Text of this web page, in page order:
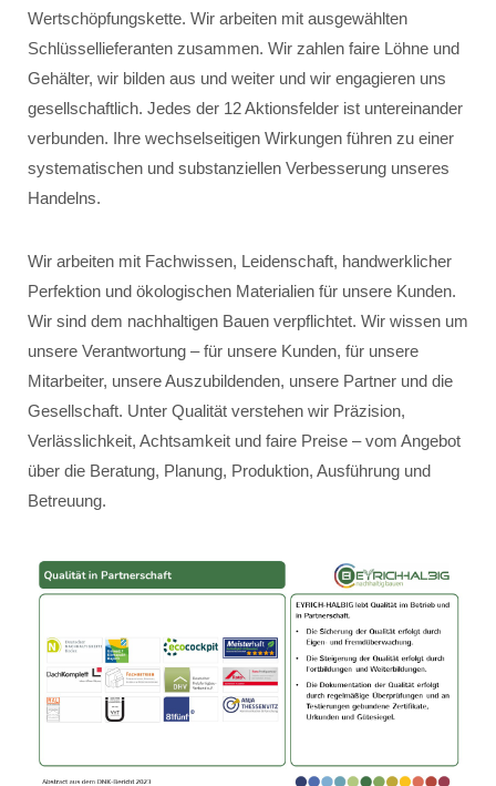
Wertschöpfungskette. Wir arbeiten mit ausgewählten
Schlüssellieferanten zusammen. Wir zahlen faire Löhne und
Gehälter, wir bilden aus und weiter und wir engagieren uns
gesellschaftlich. Jedes der 12 Aktionsfelder ist untereinander
verbunden. Ihre wechselseitigen Wirkungen führen zu einer
systematischen und substanziellen Verbesserung unseres
Handelns.
Wir arbeiten mit Fachwissen, Leidenschaft, handwerklicher
Perfektion und ökologischen Materialien für unsere Kunden.
Wir sind dem nachhaltigen Bauen verpflichtet. Wir wissen um
unsere Verantwortung – für unsere Kunden, für unsere
Mitarbeiter, unsere Auszubildenden, unsere Partner und die
Gesellschaft. Unter Qualität verstehen wir Präzision,
Verlässlichkeit, Achtsamkeit und faire Preise – vom Angebot
über die Beratung, Planung, Produktion, Ausführung und
Betreuung.